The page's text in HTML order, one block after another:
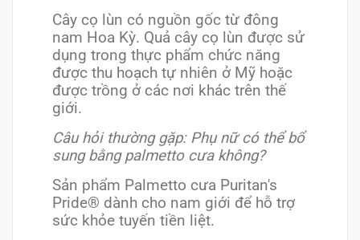
Cây cọ lùn có nguồn gốc từ đông
nam Hoa Kỳ. Quả cây cọ lùn được sử
dụng trong thực phẩm chức năng
được thu hoạch tự nhiên ở Mỹ hoặc
được trồng ở các nơi khác trên thế
giới.
Câu hỏi thường gặp: Phụ nữ có thể bổ
sung bằng palmetto cưa không?
Sản phẩm Palmetto cưa Puritan's
Pride® dành cho nam giới để hỗ trợ
sức khỏe tuyến tiền liệt.